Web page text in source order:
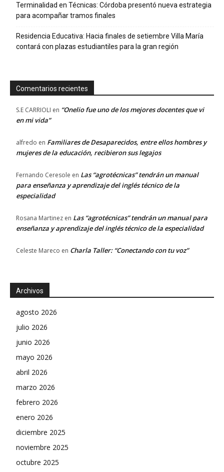
Terminalidad en Técnicas: Córdoba presentó nueva estrategia
para acompañar tramos finales
Residencia Educativa: Hacia finales de setiembre Villa María
contará con plazas estudiantiles para la gran región
Comentarios recientes
S.E CARRIOLI en “Onelio fue uno de los mejores docentes que vi
en mi vida”
alfredo en Familiares de Desaparecidos, entre ellos hombres y
mujeres de la educación, recibieron sus legajos
Fernando Ceresole en Las “agrotécnicas” tendrán un manual
para enseñanza y aprendizaje del inglés técnico de la
especialidad
Rosana Martinez en Las “agrotécnicas” tendrán un manual para
enseñanza y aprendizaje del inglés técnico de la especialidad
Celeste Mareco en Charla Taller: “Conectando con tu voz”
Archivos
agosto 2026
julio 2026
junio 2026
mayo 2026
abril 2026
marzo 2026
febrero 2026
enero 2026
diciembre 2025
noviembre 2025
octubre 2025